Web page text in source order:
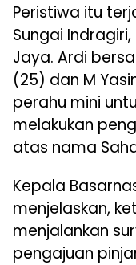
Peristiwa itu
Sungai
Jaya. Ardi
(25) dan M
perahu mini
melakukan
atas nama
Kepala
menjelaskan,
menjalankan
pengajuan